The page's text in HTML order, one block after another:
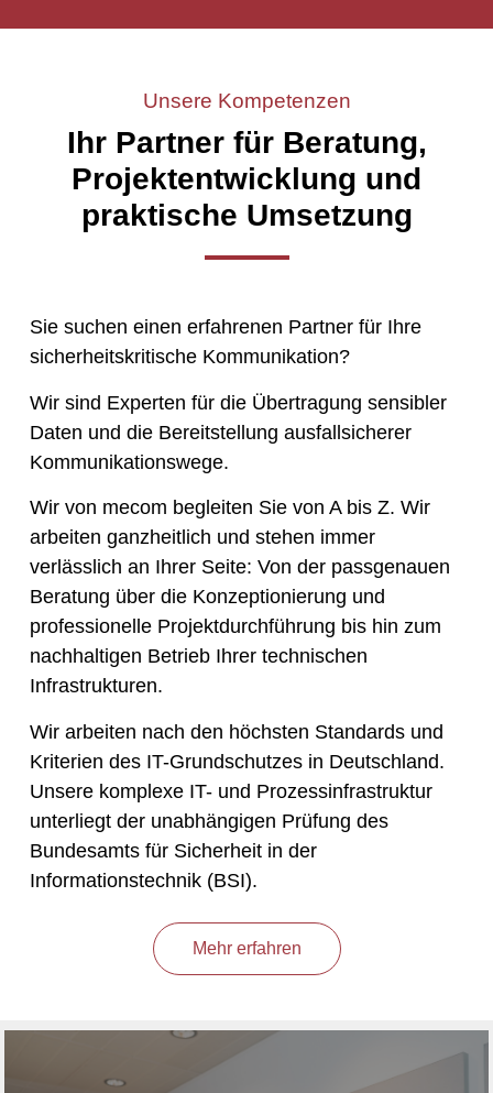
Unsere Kompetenzen
Ihr Partner für Beratung,
Projektentwicklung und
praktische Umsetzung
Sie suchen einen erfahrenen Partner für Ihre
sicherheitskritische Kommunikation?
Wir sind Experten für die Übertragung sensibler
Daten und die Bereitstellung ausfallsicherer
Kommunikationswege.
Wir von mecom begleiten Sie von A bis Z. Wir
arbeiten ganzheitlich und stehen immer
verlässlich an Ihrer Seite: Von der passgenauen
Beratung über die Konzeptionierung und
professionelle Projektdurchführung bis hin zum
nachhaltigen Betrieb Ihrer technischen
Infrastrukturen.
Wir arbeiten nach den höchsten Standards und
Kriterien des IT-Grundschutzes in Deutschland.
Unsere komplexe IT- und Prozessinfrastruktur
unterliegt der unabhängigen Prüfung des
Bundesamts für Sicherheit in der
Informationstechnik (BSI).
Mehr erfahren